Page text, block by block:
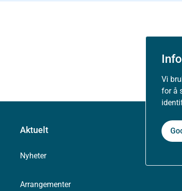
Vi
for å
Aktuelt
Nyheter
Arrangementer